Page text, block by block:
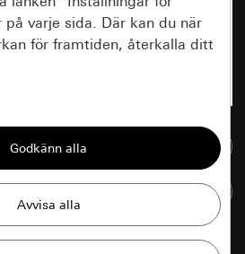
mediedatabasen
på varje sida. Där kan du när
för framtiden, återkalla ditt
för att kunna visa